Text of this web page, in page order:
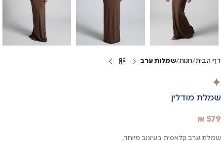
דף הבית חנות שמלות ערב
שמלת מודלין
₪ 579
שמלת ערב קלאסית בעיצוב מיוחד,